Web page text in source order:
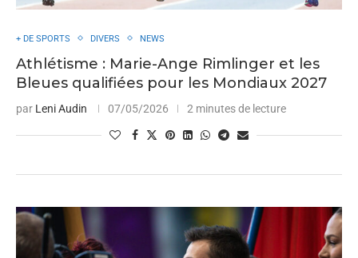
+ DE SPORTS DIVERS NEWS
Athlétisme : Marie-Ange Rimlinger et les
Bleues qualifiées pour les Mondiaux 2027
par Leni Audin 07/05/2026 2 minutes de lecture